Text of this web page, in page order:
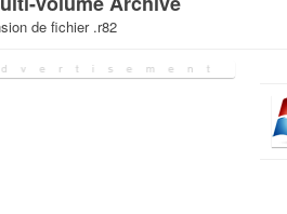
de fichier .r82